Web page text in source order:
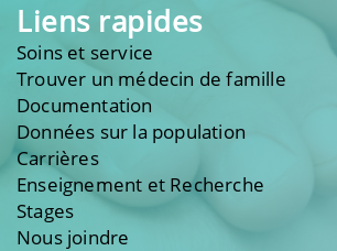
Liens rapides
Soins et service
Trouver un médecin de famille
Documentation
Données sur la population
Carrières
Enseignement et Recherche
Stages
Nous joindre